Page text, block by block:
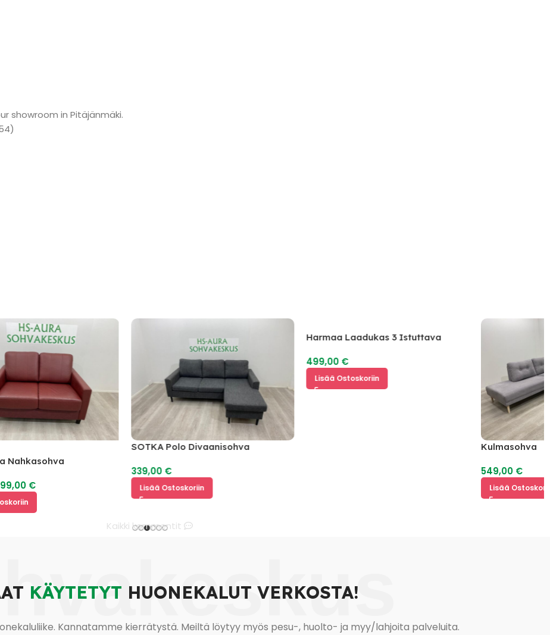
showroom in Pitäjänmäki.
€
SOTKA Polo Divaanisohva
339,00€
Lisää Ostoskoriin
Harmaa Laadukas 3 Istuttava
499,00€
Lisää Ostoskoriin
Kulmasohva
549,00€
Lisää Ostoskoriin
Kaikki kommentit
KÄYTETYT HUONEKALUT VERKOSTA!
Kannatamme kierrätystä. Meiltä löytyy myös pesu-, huolto- ja myy/lahjoita palveluita.